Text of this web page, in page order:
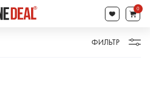
товаров
0
ФИЛЬТР